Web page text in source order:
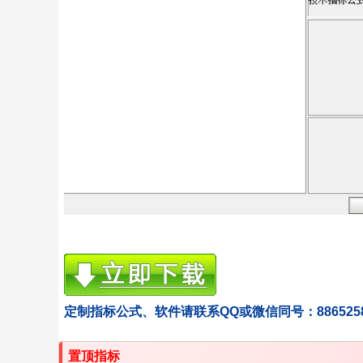
定制指标公式、软件请联系QQ或微信同号：
置顶指标